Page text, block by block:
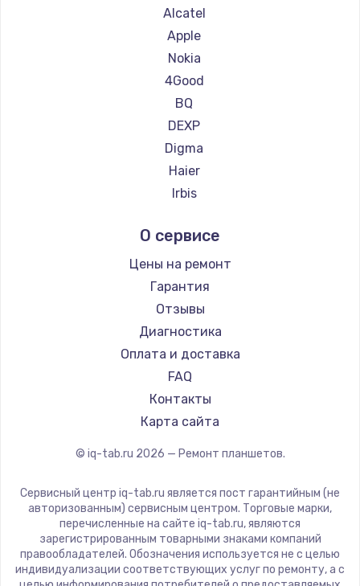
Ремонт планшетов ZTE
Ремонт планшетов Google
Ремонт планшетов Navitel
Ремонт планшетов Teclast
Ремонт планшетов CHUWI
Alcatel
Apple
Nokia
4Good
BQ
DEXP
Digma
Haier
Irbis
Microsoft
BlackView
Amazon
Aquarius
Philips
Dell
HP
Getac
ZTE
CHUWI
О сервисе
Цены на ремонт
Гарантия
Отзывы
Диагностика
Оплата и доставка
FAQ
Контакты
Карта сайта
© iq-tab.ru 2026 — Ремонт планшетов.
Сервисный центр iq-tab.ru является пост гарантийным (не
авторизованным) сервисным центром. Торговые марки,
перечисленные на сайте iq-tab.ru, являются
зарегистрированным товарными знаками компаний
правообладателей. Обозначения используется не с целью
индивидуализации соответствующих услуг по ремонту, а с